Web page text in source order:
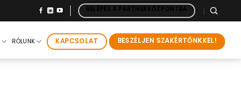
BELÉPÉS A PARTNERKÖZPONTBA
RÓLUNK KAPCSOLAT BESZÉLJEN SZAKÉRTŐNKKEL!